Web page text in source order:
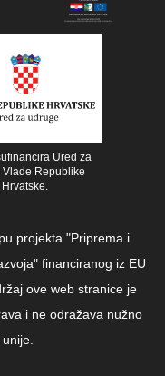
Ured za
Vlade Republike
Hrvatske.
projekta "Priprema i
financiranog iz EU
ove web stranice je
i ne odražava nužno